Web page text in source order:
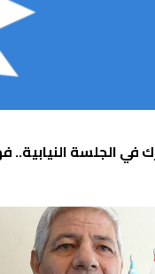
في الجلسة